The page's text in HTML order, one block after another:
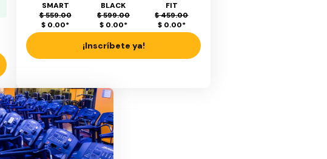
SMART
$ 559.00
$ 0.00*
BLACK
$ 599.00
$ 0.00*
FIT
$ 459.00
$ 0.00*
¡Inscríbete ya!